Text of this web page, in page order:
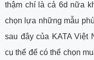
thậm chí là cả 6d nữa
chọn lựa những mẫu
sau đây của KATA Việt
cụ thể để có thể chọn